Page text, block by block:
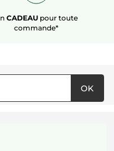
CADEAUpour toute
commande*
OK